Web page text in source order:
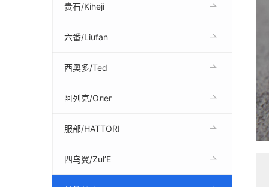
贵石/Kiheji
六番/Liufan
西奥多/Ted
阿列克/Олег
服部/HATTORI
四乌翼/Zul’E